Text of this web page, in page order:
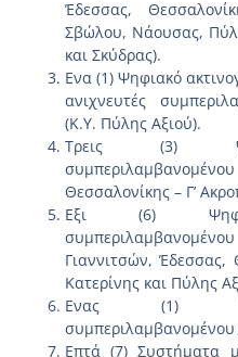
Έδεσσας,
Σβώλου, Νάουσας,
και Σκύδρας).
Ενα (1) Ψηφιακό
ανιχνευτές
(Κ.Υ. Πύλης Αξιού).
Τρεις (3)
Θεσσαλονίκης – Γ’
Εξι (6)
Γιαννιτσών, Έδεσσας,
Κατερίνης και Πύλης
Ενας (1)
συμπεριλαμβανομένου
Επτά (7) Συστήματα